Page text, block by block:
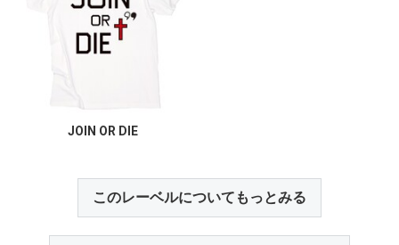
JOIN OR DIE
このレーベルについてもっとみる